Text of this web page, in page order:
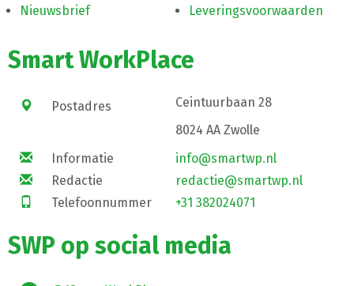
Nieuwsbrief
Leveringsvoorwaarden
Smart WorkPlace
Postadres
Ceintuurbaan 28
8024 AA Zwolle
Informatie
info@smartwp.nl
Redactie
redactie@smartwp.nl
Telefoonnummer
+31 382024071
SWP op social media